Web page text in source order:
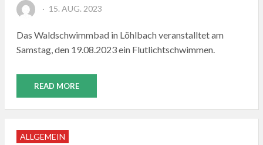
POSTED
15. AUG. 2023
Das Waldschwimmbad in Löhlbach veranstalltet am
Samstag, den 19.08.2023 ein Flutlichtschwimmen.
READ MORE
ALLGEMEIN